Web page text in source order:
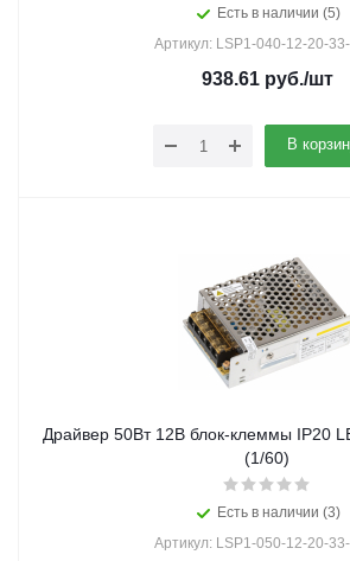
Есть в наличии (5)
Артикул: LSP1-040-12-20-
938.61руб./шт
В
Драйвер 50Вт 12В блок-клеммы IP20
(1/60)
Есть в наличии (3)
Артикул: LSP1-050-12-20-